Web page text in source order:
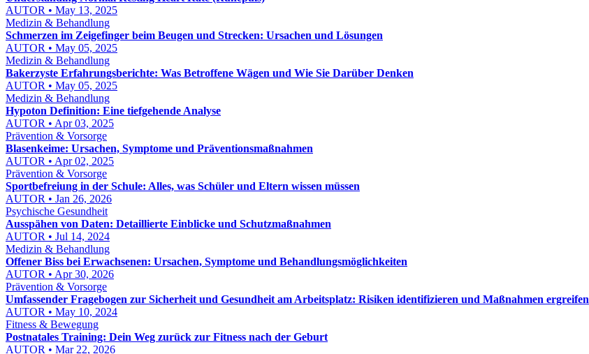
AUTOR • May 13, 2025
Medizin & Behandlung
Schmerzen im Zeigefinger beim Beugen und Strecken: Ursachen und Lösungen
AUTOR • May 05, 2025
Medizin & Behandlung
Bakerzyste Erfahrungsberichte: Was Betroffene Wägen und Wie Sie Darüber Denken
AUTOR • May 05, 2025
Medizin & Behandlung
Hypoton Definition: Eine tiefgehende Analyse
AUTOR • Apr 03, 2025
Prävention & Vorsorge
Blasenkeime: Ursachen, Symptome und Präventionsmaßnahmen
AUTOR • Apr 02, 2025
Prävention & Vorsorge
Sportbefreiung in der Schule: Alles, was Schüler und Eltern wissen müssen
AUTOR • Jan 26, 2026
Psychische Gesundheit
Ausspähen von Daten: Detaillierte Einblicke und Schutzmaßnahmen
AUTOR • Jul 14, 2024
Medizin & Behandlung
Offener Biss bei Erwachsenen: Ursachen, Symptome und Behandlungsmöglichkeiten
AUTOR • Apr 30, 2026
Prävention & Vorsorge
Umfassender Fragebogen zur Sicherheit und Gesundheit am Arbeitsplatz: Risiken identifizieren und Maßnahmen ergreifen
AUTOR • May 10, 2024
Fitness & Bewegung
Postnatales Training: Dein Weg zurück zur Fitness nach der Geburt
AUTOR • Mar 22, 2026